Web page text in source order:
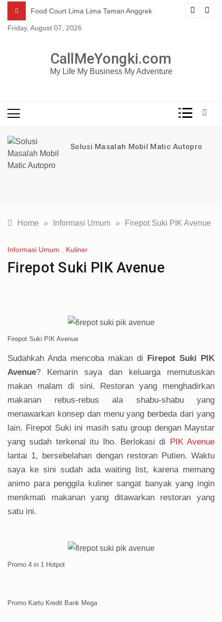
Mau dapat tutorial digital marketing GRATIS selama 1
TAHUN?
content
Food Court Lima Lima Taman Anggrek
Friday, August 07, 2026
CallMeYongki.com
My Life My Business My Adventure
Solusi Masalah Mobil Matic Autopro
Home » Informasi Umum » Firepot Suki PIK Avenue
Informasi Umum , Kuliner
Firepot Suki PIK Avenue
Firepot Suki PIK Avenue
Sudahkah Anda mencoba makan di Firepot Suki PIK
Avenue? Kemarin saya dan keluarga memutuskan
makan malam di sini. Restoran yang menghadirkan
makanan rebus-rebus ala shabu-shabu yang
menawarkan konsep dan menu yang berbeda dari yang
lain. Firepot Suki ini masih satu group dengan Maystar
yang sudah terkenal itu lho. Berlokasi di PIK Avenue
lantai 1, bersebelahan dengan restoran Putien. Waktu
saya ke sini sudah ada waiting list, karena memang
animo para penggila kuliner sangat banyak yang ingin
menikmati makanan yang ditawarkan restoran yang
satu ini.
Promo 4 in 1 Hotpot
Promo Kartu Kredit Bank Mega